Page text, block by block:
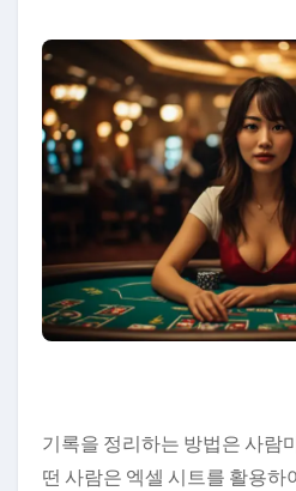
기록을 정리하는 방법은 사람
떤 사람은 엑셀 시트를 활용